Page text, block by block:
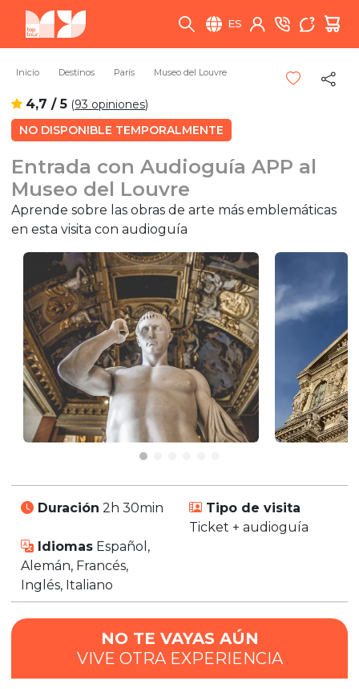
ES
Inicio Destinos París Museo del Louvre
4,7 / 5 (93 opiniones)
NO DISPONIBLE TEMPORALMENTE
Entrada con Audioguía APP al
Museo del Louvre
Aprende sobre las obras de arte más emblemáticas
en esta visita con audioguía
Duración 2h 30min
Tipo de visita
Ticket + audioguía
Idiomas Español,
Alemán, Francés,
Inglés, Italiano
NO TE VAYAS AÚN
VIVE OTRA EXPERIENCIA